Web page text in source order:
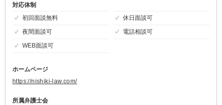
対応体制
初回面談無料
休日面談可
夜間面談可
電話相談可
WEB面談可
ホームページ
https://nishiki-law.com/
所属弁護士会